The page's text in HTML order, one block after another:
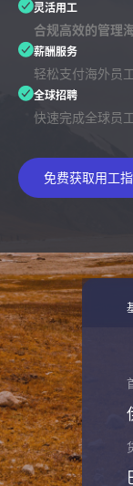
灵活用工
合规高效的管理
薪酬服务
轻松支付海外员
全球招聘
快速完成全球员
免费获取用工